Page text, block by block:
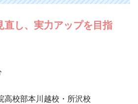
直し、実力アップを目指
高校部本川越校・所沢校